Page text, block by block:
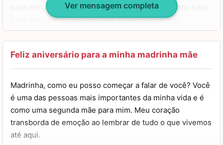
para mim, que sempre esteve presente e foi minha base
para que hoje eu me tornasse a pessoa que sou.
Quero lhe desejar um aniversário muito abençoado e
uma vida longa, repleta de amor e paz. Que seu caminho
seja iluminado e lhe leve na direção da realização de
Ver mensagem completa
Feliz aniversário para a minha madrinha mãe
Madrinha, como eu posso começar a falar de você? Você
é uma das pessoas mais importantes da minha vida e é
como uma segunda mãe para mim. Meu coração
transborda de emoção ao lembrar de tudo o que vivemos
até aqui.